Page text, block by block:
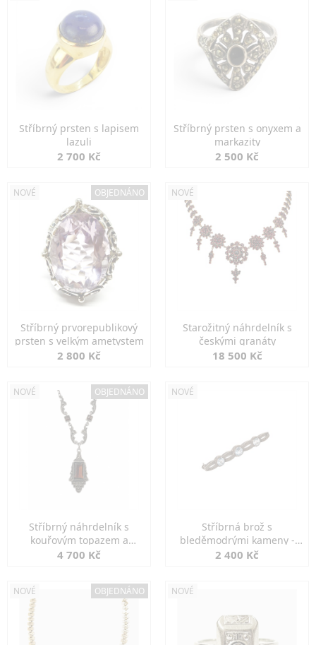
Stříbrný prsten s lapisem
lazuli
2 700 Kč
Stříbrný prsten s onyxem a
markazity
2 500 Kč
NOVÉ OBJEDNÁNO
Stříbrný prvorepublikový
prsten s velkým ametystem
2 800 Kč
NOVÉ
Starožitný náhrdelník s
českými granáty
18 500 Kč
NOVÉ OBJEDNÁNO
Stříbrný náhrdelník s
kouřovým topazem a
markazity
4 700 Kč
NOVÉ
Stříbrná brož s
bleděmodrými kameny -
jemná elegance
2 400 Kč
NOVÉ OBJEDNÁNO NOVÉ